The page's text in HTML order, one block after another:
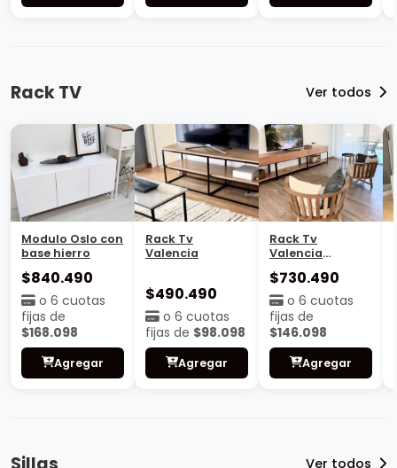
Rack TV Ver todos
Modulo Oslo con
base hierro
$840.490
o 6 cuotas
fijas de
$168.098
Agregar
Rack Tv
Valencia
$490.490
o 6 cuotas
fijas de $98.098
Agregar
Rack Tv
Valencia
$730.490
o 6 cuotas
fijas de
$146.098
Agregar
Ver todos